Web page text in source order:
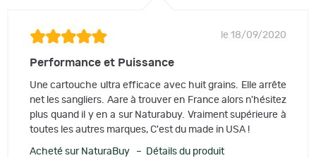
le 18/09/2020
Performance et Puissance
Une cartouche ultra efficace avec huit grains. Elle arrête
net les sangliers. Aare à trouver en France alors n'hésitez
plus quand il y en a sur Naturabuy. Vraiment supérieure à
toutes les autres marques, C'est du made in USA !
Acheté sur NaturaBuy – Détails du produit